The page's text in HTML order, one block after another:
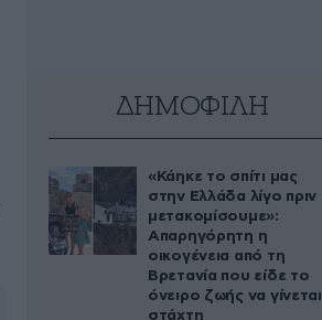
ΔΗΜΟΦΙΛΗ
«Κάηκε το σπίτι μας
στην Ελλάδα λίγο πριν
μετακομίσουμε»:
Απαρηγόρητη η
οικογένεια από τη
Βρετανία που είδε το
όνειρο ζωής να γίνεται
στάχτη